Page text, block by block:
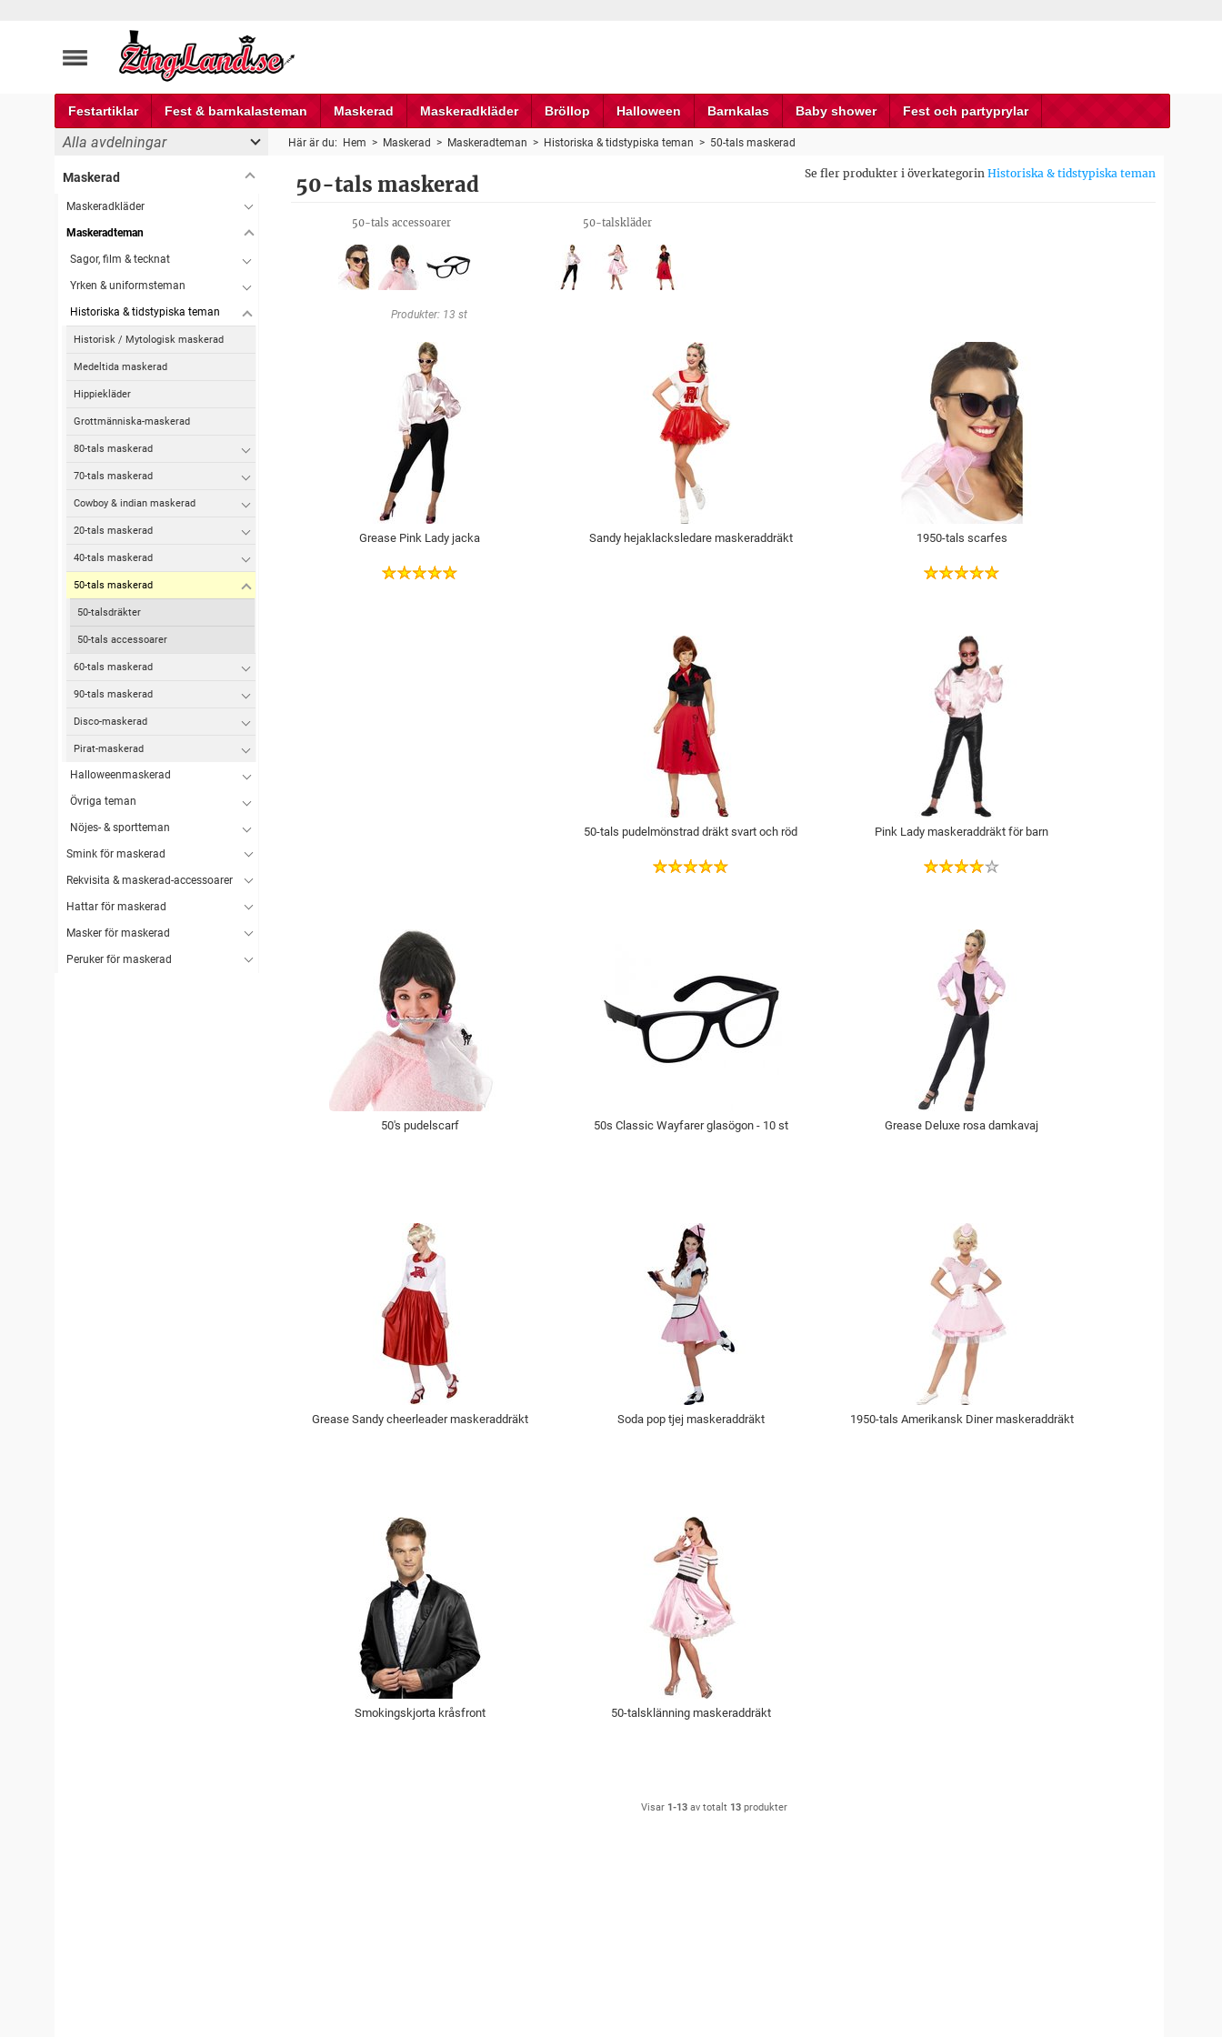
Festartiklar Fest & barnkalasteman Maskerad Maskeradkläder Bröllop Halloween Barnkalas Baby shower Fest och partyprylar
Alla avdelningar Här är du: Hem > Maskerad > Maskeradteman > Historiska & tidstypiska teman > 50-tals maskerad
50-tals maskerad Se fler produkter i överkategorin Historiska & tidstypiska teman
Maskerad
Maskeradkläder
Maskeradteman
Sagor, film & tecknat
Yrken & uniformsteman
Historiska & tidstypiska teman
Historisk / Mytologisk maskerad
Medeltida maskerad
Hippiekläder
Grottmänniska-maskerad
80-tals maskerad
70-tals maskerad
Cowboy & indian maskerad
20-tals maskerad
40-tals maskerad
50-tals maskerad
50-talsdräkter
50-tals accessoarer
60-tals maskerad
90-tals maskerad
Disco-maskerad
Pirat-maskerad
Halloweenmaskerad
Övriga teman
Nöjes- & sportteman
Smink för maskerad
Rekvisita & maskerad-accessoarer
Hattar för maskerad
Masker för maskerad
Peruker för maskerad
50-tals accessoarer 50-talskläder
Produkter: 13 st
Grease Pink Lady jacka Sandy hejaklacksledare maskeraddräkt 1950-tals scarfes
50-tals pudelmönstrad dräkt svart och röd Pink Lady maskeraddräkt för barn
50's pudelscarf 50s Classic Wayfarer glasögon - 10 st Grease Deluxe rosa damkavaj
Grease Sandy cheerleader maskeraddräkt Soda pop tjej maskeraddräkt 1950-tals Amerikansk Diner maskeraddräkt
Smokingskjorta kråsfront 50-talsklänning maskeraddräkt
Visar 1-13av totalt 13produkter